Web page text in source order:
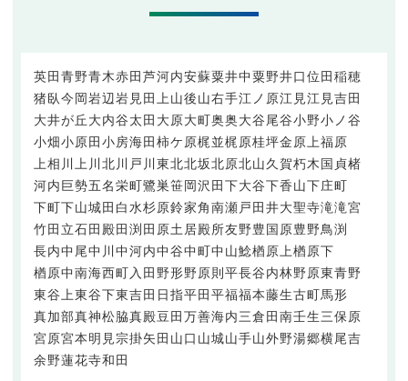
英田青野青木赤田芦河内安蘇粟井中粟野井口位田稲穂
猪臥今岡岩辺岩見田 上山後山右手江ノ原江見江見吉田
大井が丘大内谷太田 大原大町奥奥大谷尾谷小野小ノ谷
小畑小原田小房海田柿ケ原梶並梶原桂坪金原 上福原
上相 川上 川北 川戸 川東北北坂北原北山久賀朽木国貞楮
河内巨勢五名栄町鷺巣笹岡沢田下大谷下香山下庄町
下町下山城田 白水杉原鈴家角南瀬戸田井大聖寺滝滝宮
竹田 立石田殿田渕田原土居殿所友野豊国原豊野鳥渕
長内中尾中川中河内中谷中町中山鯰楢原上楢原下
楢原中南海西町 入田 野形野原則平長谷内林野原東青野
東谷上東谷下東吉田 日指平田平福福本藤生古町馬形
真加部真神松脇真殿豆田万善海内三倉田南壬生三保原
宮原宮本明見宗掛矢田 山口 山城山手山外野湯郷横尾吉
余野蓮花寺和田